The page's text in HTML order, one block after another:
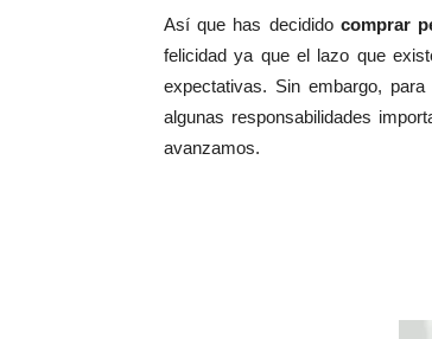
Así que has decidido comprar
felicidad ya que el lazo que
expectativas. Sin embargo,
algunas responsabilidades
avanzamos.